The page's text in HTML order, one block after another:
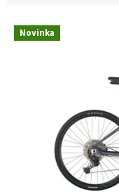
V Novinka